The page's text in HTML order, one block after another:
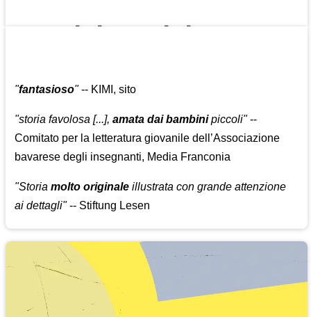
"fantasioso"-- KIMI, sito
"storia favolosa [...],amata dai bambinipiccoli"--
Comitato per la letteratura giovanile dell’Associazione
bavarese degli insegnanti, Media Franconia
"Storiamolto originale illustrata con grande attenzione
ai dettagli"-- Stiftung Lesen